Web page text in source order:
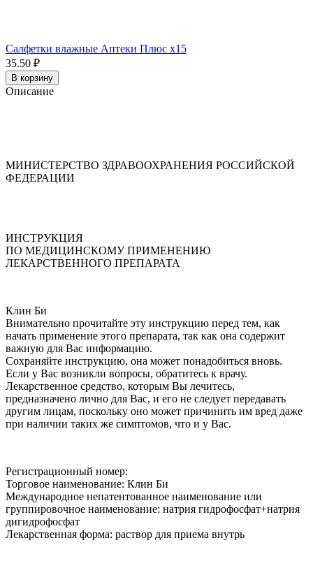
Салфетки влажные Аптеки Плюс x15
35.50 ₽
В корзину
Описание
МИНИСТЕРСТВО ЗДРАВООХРАНЕНИЯ РОССИЙСКОЙ
ФЕДЕРАЦИИ
ИНСТРУКЦИЯ
ПО МЕДИЦИНСКОМУ ПРИМЕНЕНИЮ
ЛЕКАРСТВЕННОГО ПРЕПАРАТА
Клин Би
Внимательно прочитайте эту инструкцию перед тем, как
начать применение этого препарата, так как она содержит
важную для Вас информацию.
Сохраняйте инструкцию, она может понадобиться вновь.
Если у Вас возникли вопросы, обратитесь к врачу.
Лекарственное средство, которым Вы лечитесь,
предназначено лично для Вас, и его не следует передавать
другим лицам, поскольку оно может причинить им вред даже
при наличии таких же симптомов, что и у Вас.
Регистрационный номер:
Торговое наименование: Клин Би
Международное непатентованное наименование или
группировочное наименование: натрия гидрофосфат+натрия
дигидрофосфат
Лекарственная форма: раствор для приема внутрь